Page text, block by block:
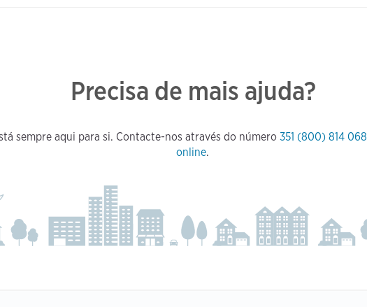
Precisa de mais ajuda?
sempre aqui para si. Contacte-nos através do número351 (800) 814 068
online.